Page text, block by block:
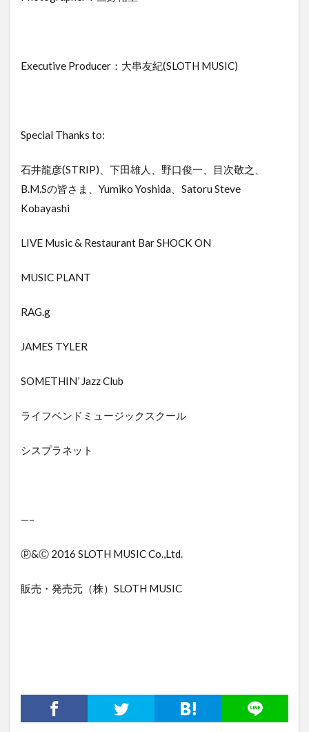
Executive Producer：大串友紀(SLOTH MUSIC)
Special Thanks to:
石井龍彦(STRIP)、下田雄人、野口俊一、目次敬之、
B.M.Sの皆さま、Yumiko Yoshida、Satoru Steve
Kobayashi
LIVE Music & Restaurant Bar SHOCK ON
MUSIC PLANT
RAG.g
JAMES TYLER
SOMETHIN’ Jazz Club
ライフベンドミュージックスクール
シスプラネット
—–
ⓟ&Ⓒ 2016 SLOTH MUSIC Co.,Ltd.
販売・発売元（株）SLOTH MUSIC